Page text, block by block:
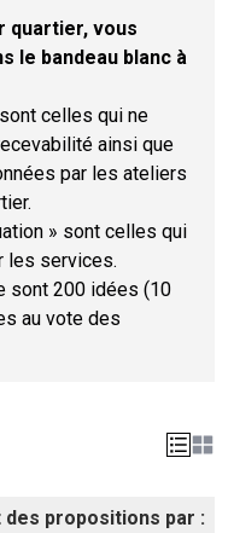
quartier, vous
le bandeau blanc à
celles qui ne
ainsi que
par les ateliers
» sont celles qui
les services.
sont 200 idées (10
au vote des
des propositions par :